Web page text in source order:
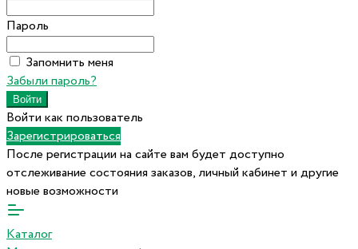
Пароль
Запомнить меня
Забыли пароль?
Войти как пользователь
Зарегистрироваться
После регистрации на сайте вам будет доступно
отслеживание состояния заказов, личный кабинет и другие
новые возможности
Каталог